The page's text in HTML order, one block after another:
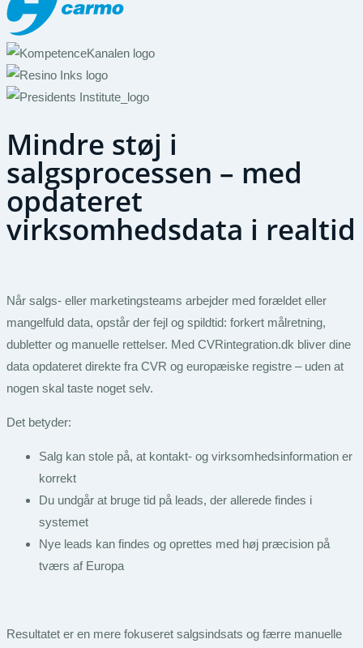
Mindre støj i
salgsprocessen – med
opdateret
virksomhedsdata i realtid
Når salgs- eller marketingsteams arbejder med forældet eller
mangelfuld data, opstår der fejl og spildtid: forkert målretning,
dubletter og manuelle rettelser. Med CVRintegration.dk bliver dine
data opdateret direkte fra CVR og europæiske registre – uden at
nogen skal taste noget selv.
Det betyder:
Salg kan stole på, at kontakt- og virksomhedsinformation er
korrekt
Du undgår at bruge tid på leads, der allerede findes i
systemet
Nye leads kan findes og oprettes med høj præcision på
tværs af Europa
Resultatet er en mere fokuseret salgsindsats og færre manuelle